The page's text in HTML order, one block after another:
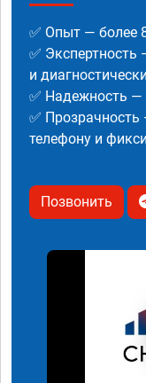
✅ Опыт — более
✅
и
✅ Надежность —
✅
телефону и
Позвонить